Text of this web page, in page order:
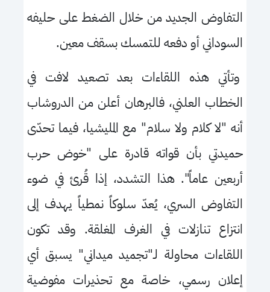
التفاوض الجديد من خلال الضغط على حليفه
السوداني أو دفعه للتمسك بسقف معين.
وتأتي هذه اللقاءات بعد تصعيد لافت في
الخطاب العلني، فالبرهان أعلن من الدروشاب
أنه "لا كلام ولا سلام" مع المليشيا، فيما تحدّى
حميدتي بأن قواته قادرة على "خوض حرب
أربعين عاماً". هذا التشدد، إذا قُرئ في ضوء
التفاوض السري، يُعدّ سلوكاً نمطياً يهدف إلى
انتزاع تنازلات في الغرف المغلقة. وقد تكون
اللقاءات محاولة لـ"تجميد ميداني" يسبق أي
إعلان رسمي، خاصة مع تحذيرات مفوضية